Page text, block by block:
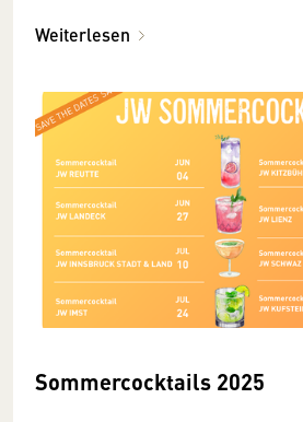
Weiterlesen
Sommercocktails 2025